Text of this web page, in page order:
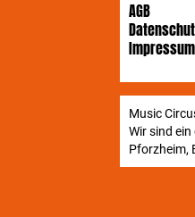
AGB
Impressum
Music
Wir sind
Pforzheim,